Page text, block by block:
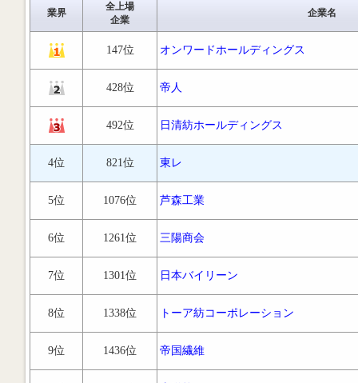
業界
全上場
企業
企業名
147位 オンワードホールディングス
428位 帝人
492位 日清紡ホールディングス
4位 821位 東レ
5位 1076位 芦森工業
6位 1261位 三陽商会
7位 1301位 日本バイリーン
8位 1338位 トーア紡コーポレーション
9位 1436位 帝国繊維